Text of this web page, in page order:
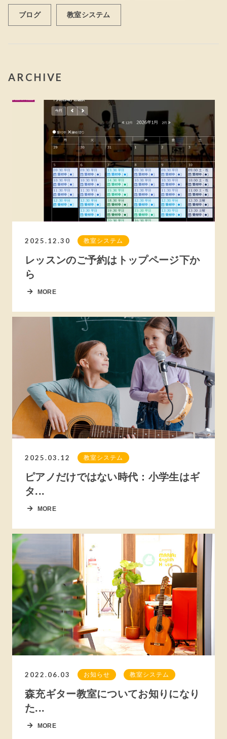
ブログ 教室システム
ARCHIVE
2025.12.30 教室システム
レッスンのご予約はトップページ下か
ら
MORE
2025.03.12 教室システム
ピアノだけではない時代：小学生はギ
タ...
MORE
2022.06.03 お知らせ 教室システム
森充ギター教室についてお知りになり
た...
MORE